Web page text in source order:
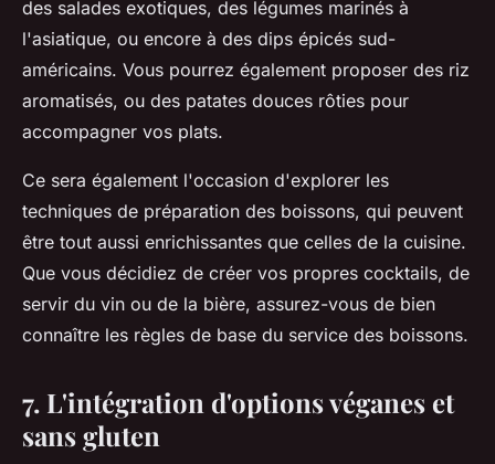
des salades exotiques, des légumes marinés à
l'asiatique, ou encore à des dips épicés sud-
américains. Vous pourrez également proposer des riz
aromatisés, ou des patates douces rôties pour
accompagner vos plats.
Ce sera également l'occasion d'explorer les
techniques de préparation des boissons, qui peuvent
être tout aussi enrichissantes que celles de la cuisine.
Que vous décidiez de créer vos propres cocktails, de
servir du vin ou de la bière, assurez-vous de bien
connaître les règles de base du service des boissons.
7. L'intégration d'options véganes et
sans gluten